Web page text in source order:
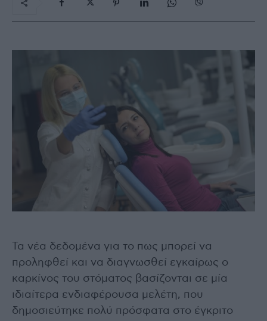
Τα νέα δεδομένα για το πως μπορεί να
προληφθεί και να διαγνωσθεί εγκαίρως ο
καρκίνος του στόματος βασίζονται σε μία
ιδιαίτερα ενδιαφέρουσα μελέτη, που
δημοσιεύτηκε πολύ πρόσφατα στο έγκριτο